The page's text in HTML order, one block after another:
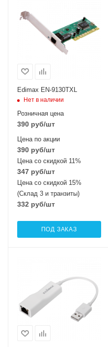
Edimax EN-9130TXL
Нет в наличии
Розничная цена
390 руб/шт
Цена по акции
390 руб/шт
Цена со скидкой 11%
347 руб/шт
Цена со скидкой 15%
(Склад 3 и транзиты)
332 руб/шт
ПОД ЗАКАЗ